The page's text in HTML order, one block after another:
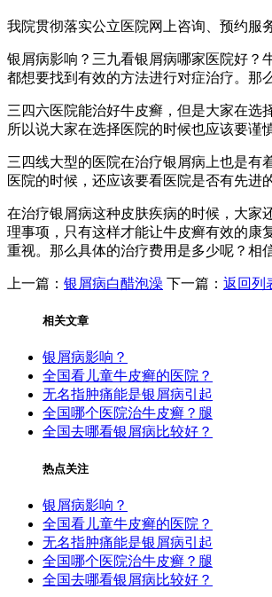
我院贯彻落实公立医院网上咨询、预约服
银屑病影响？三九看银屑病哪家医院好？
都想要找到有效的方法进行对症治疗。那
三四六医院能治好牛皮癣，但是大家在选
所以说大家在选择医院的时候也应该要谨
三四线大型的医院在治疗银屑病上也是有
医院的时候，还应该要看医院是否有先进
在治疗银屑病这种皮肤疾病的时候，大家
理事项，只有这样才能让牛皮癣有效的康
重视。那么具体的治疗费用是多少呢？相
上一篇： 银屑病白醋泡澡 下一篇： 返回列
相关文章
银屑病影响？
全国看儿童牛皮癣的医院？
无名指肿痛能是银屑病引起
全国哪个医院治牛皮癣？腿
全国去哪看银屑病比较好？
热点关注
银屑病影响？
全国看儿童牛皮癣的医院？
无名指肿痛能是银屑病引起
全国哪个医院治牛皮癣？腿
全国去哪看银屑病比较好？